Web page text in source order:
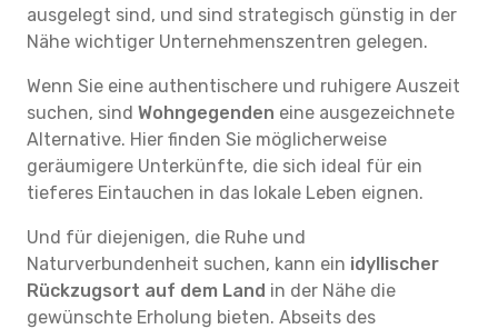
ausgelegt sind, und sind strategisch günstig in der
Nähe wichtiger Unternehmenszentren gelegen.
Wenn Sie eine authentischere und ruhigere Auszeit
suchen, sind Wohngegenden eine ausgezeichnete
Alternative. Hier finden Sie möglicherweise
geräumigere Unterkünfte, die sich ideal für ein
tieferes Eintauchen in das lokale Leben eignen.
Und für diejenigen, die Ruhe und
Naturverbundenheit suchen, kann ein idyllischer
Rückzugsort auf dem Land in der Nähe die
gewünschte Erholung bieten. Abseits des